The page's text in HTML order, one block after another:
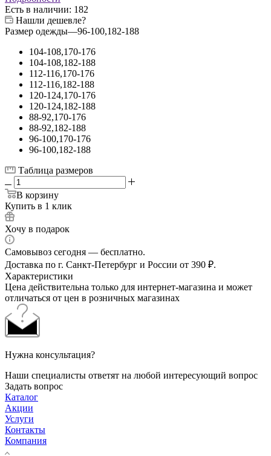
Есть в наличии: 182
Нашли дешевле?
Размер одежды—96-100,182-188
104-108,170-176
104-108,182-188
112-116,170-176
112-116,182-188
120-124,170-176
120-124,182-188
88-92,170-176
88-92,182-188
96-100,170-176
96-100,182-188
Таблица размеров
В корзину
Купить в 1 клик
Хочу в подарок
Самовывоз сегодня — бесплатно.
Доставка по г. Санкт-Петербург и России от 390 ₽.
Характеристики
Цена действительна только для интернет-магазина и может
отличаться от цен в розничных магазинах
Нужна консультация?
Наши специалисты ответят на любой интересующий вопрос
Задать вопрос
Каталог
Акции
Услуги
Контакты
Компания